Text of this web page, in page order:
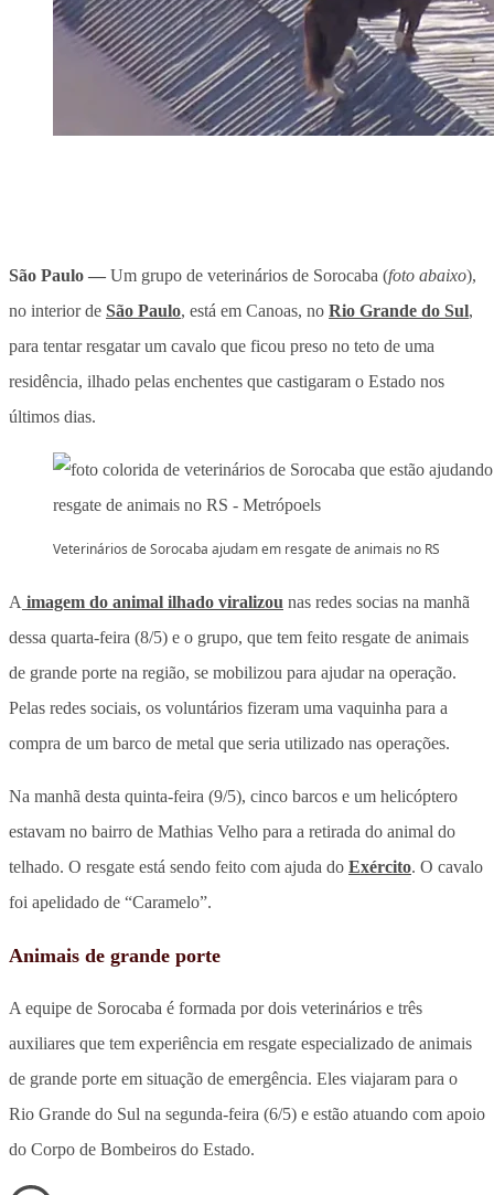
São Paulo — Um grupo de veterinários de Sorocaba (foto abaixo),
no interior de São Paulo, está em Canoas, no Rio Grande do Sul,
para tentar resgatar um cavalo que ficou preso no teto de uma
residência, ilhado pelas enchentes que castigaram o Estado nos
últimos dias.
Veterinários de Sorocaba ajudam em resgate de animais no RS
A imagem do animal ilhado viralizou nas redes socias na manhã
dessa quarta-feira (8/5) e o grupo, que tem feito resgate de animais
de grande porte na região, se mobilizou para ajudar na operação.
Pelas redes sociais, os voluntários fizeram uma vaquinha para a
compra de um barco de metal que seria utilizado nas operações.
Na manhã desta quinta-feira (9/5), cinco barcos e um helicóptero
estavam no bairro de Mathias Velho para a retirada do animal do
telhado. O resgate está sendo feito com ajuda do Exército. O cavalo
foi apelidado de “Caramelo”.
Animais de grande porte
A equipe de Sorocaba é formada por dois veterinários e três
auxiliares que tem experiência em resgate especializado de animais
de grande porte em situação de emergência. Eles viajaram para o
Rio Grande do Sul na segunda-feira (6/5) e estão atuando com apoio
do Corpo de Bombeiros do Estado.